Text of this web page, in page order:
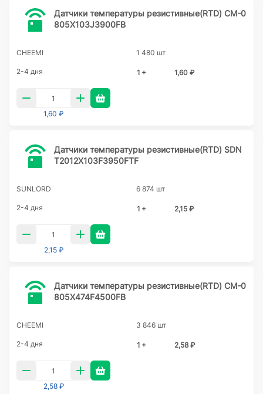
Датчики температуры резистивные(RTD) CM-0
805X103J3900FB
CHEEMI 1 480 шт
2-4 дня 1 + 1,60 ₽
1,60 ₽
Датчики температуры резистивные(RTD) SDN
T2012X103F3950FTF
SUNLORD 6 874 шт
2-4 дня 1 + 2,15 ₽
2,15 ₽
Датчики температуры резистивные(RTD) CM-0
805X474F4500FB
CHEEMI 3 846 шт
2-4 дня 1 + 2,58 ₽
2,58 ₽